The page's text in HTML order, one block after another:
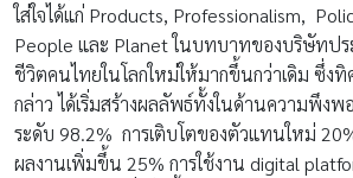
ใส่ใจได้แก่ Products, Professionalism,
People และ Planet ในบทบาทของบริษัทปร
ชีวิตคนไทยในโลกใหม่ให้มากขึ้นกว่าเดิม ซึ่งทิ
กล่าว ได้เริ่มสร้างผลลัพธ์ทั้งในด้านความพึงพ
ระดับ 98.2% การเติบโตของตัวแทนใหม่
ผลงานเพิ่มขึ้น 25% การใช้งาน digital